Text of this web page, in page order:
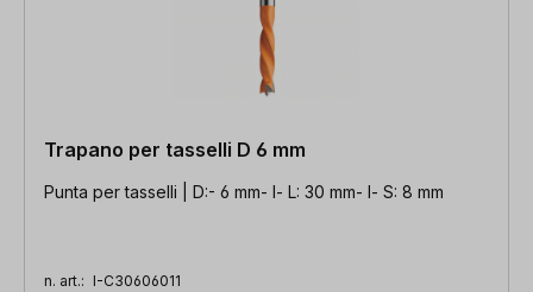
Trapano per tasselli D 6 mm
Punta per tasselli | D:- 6 mm- l- L: 30 mm- l- S: 8 mm
n. art.: I-C30606011